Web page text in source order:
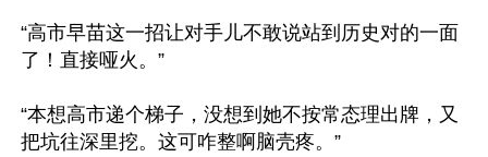
“高市早苗这一招让对手儿不敢说站到历史对的一面
了！直接哑火。”
“本想高市递个梯子，没想到她不按常态理出牌，又
把坑往深里挖。这可咋整啊脑壳疼。”